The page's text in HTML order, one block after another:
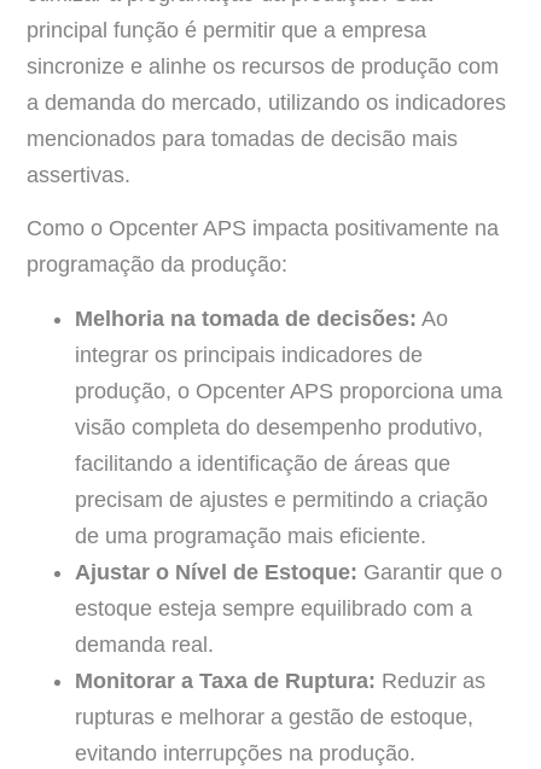
principal função é permitir que a empresa
sincronize e alinhe os recursos de produção com
a demanda do mercado, utilizando os indicadores
mencionados para tomadas de decisão mais
assertivas.
Como o Opcenter APS impacta positivamente na
programação da produção:
Melhoria na tomada de decisões: Ao
integrar os principais indicadores de
produção, o Opcenter APS proporciona uma
visão completa do desempenho produtivo,
facilitando a identificação de áreas que
precisam de ajustes e permitindo a criação
de uma programação mais eficiente.
Ajustar o Nível de Estoque: Garantir que o
estoque esteja sempre equilibrado com a
demanda real.
Monitorar a Taxa de Ruptura: Reduzir as
rupturas e melhorar a gestão de estoque,
evitando interrupções na produção.